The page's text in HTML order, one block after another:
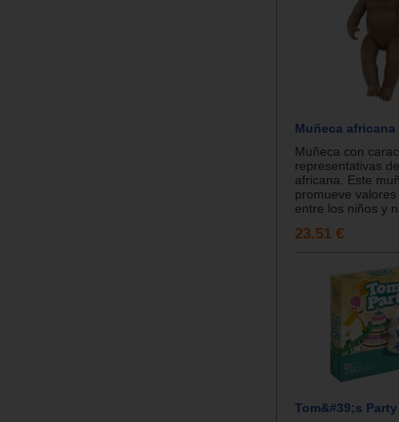
Muñeca africana
Muñeca con
representativas
africana. Este
promueve
entre los niños y
23.51 €
Tom&#39;s Party